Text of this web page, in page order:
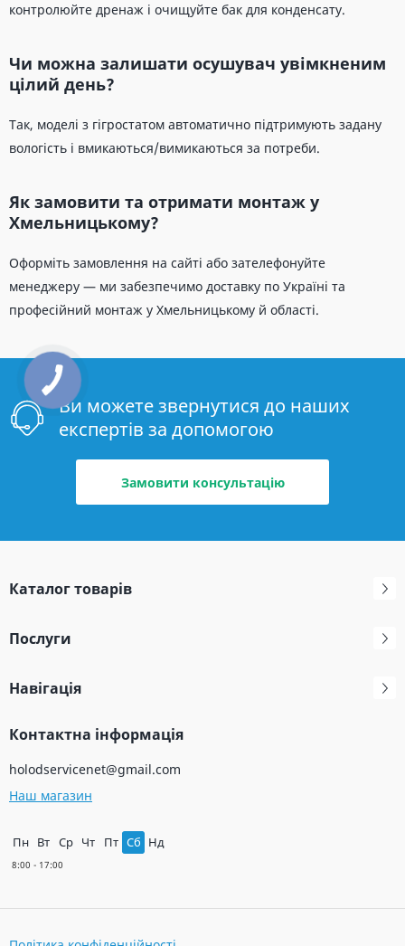
контролюйте дренаж і очищуйте бак для конденсату.
Чи можна залишати осушувач увімкненим
цілий день?
Так, моделі з гігростатом автоматично підтримують задану
вологість і вмикаються/вимикаються за потреби.
Як замовити та отримати монтаж у
Хмельницькому?
Оформіть замовлення на сайті або зателефонуйте
менеджеру — ми забезпечимо доставку по Україні та
професійний монтаж у Хмельницькому й області.
Ви можете звернутися до наших
експертів за допомогою
Замовити консультацію
Каталог товарів
Послуги
Навігація
Контактна інформація
holodservicenet@gmail.com
Наш магазин
Пн Вт Ср Чт Пт Сб Нд